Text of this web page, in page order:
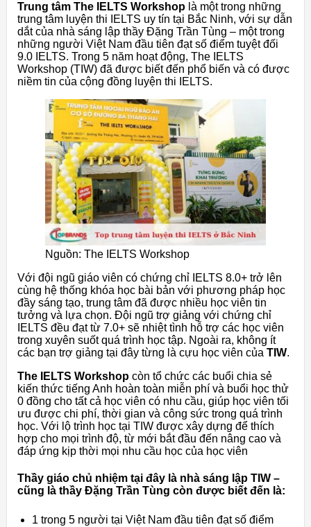
Trung tâm The IELTS Workshop là một trong những
trung tâm luyện thi IELTS uy tín tại Bắc Ninh, với sự dẫn
dắt của nhà sáng lập thầy Đặng Trần Tùng – một trong
những người Việt Nam đầu tiên đạt số điểm tuyệt đối
9.0 IELTS. Trong 5 năm hoạt động, The IELTS
Workshop (TIW) đã được biết đến phổ biến và có được
niềm tin của cộng đồng luyện thi IELTS.
Nguồn: The IELTS Workshop
Với đội ngũ giáo viên có chứng chỉ IELTS 8.0+ trở lên
cùng hệ thống khóa học bài bản với phương pháp học
đầy sáng tạo, trung tâm đã được nhiều học viên tin
tưởng và lựa chọn. Đội ngũ trợ giảng với chứng chỉ
IELTS đều đạt từ 7.0+ sẽ nhiệt tình hỗ trợ các học viên
trong xuyên suốt quá trình học tập. Ngoài ra, không ít
các bạn trợ giảng tại đây từng là cựu học viên của TIW.
The IELTS Workshop còn tổ chức các buổi chia sẻ
kiến thức tiếng Anh hoàn toàn miễn phí và buổi học thử
0 đồng cho tất cả học viên có nhu cầu, giúp học viên tối
ưu được chi phí, thời gian và công sức trong quá trình
học. Với lộ trình học tại TIW được xây dựng để thích
hợp cho mọi trình độ, từ mới bắt đầu đến nâng cao và
đáp ứng kịp thời mọi nhu cầu học của học viên
Thầy giáo chủ nhiệm tại đây là nhà sáng lập TIW –
cũng là thầy Đặng Trần Tùng còn được biết đến là:
1 trong 5 người tại Việt Nam đầu tiên đạt số điểm